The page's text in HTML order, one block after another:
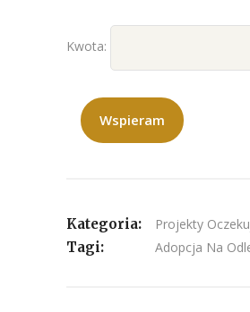
Kwota:
Wspieram
Kategoria:
Projekty
Tagi:
Adopcja Na